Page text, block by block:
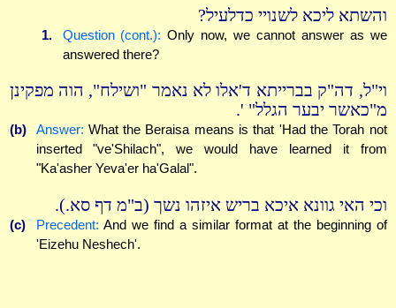
והשתא ליכא לשנויי כדלעיל?
1. Question (cont.): Only now, we cannot answer as we
answered there?
וי"ל, דה"ק בברייתא ד'אלו לא נאמר "ושילח", הוה מפקינן
מ"כאשר יבער הגלל" '.
(b) Answer: What the Beraisa means is that 'Had the Torah not
inserted "ve'Shilach", we would have learned it from
"Ka'asher Yeva'er ha'Galal".
וכי האי גוונא איכא בריש איזהו נשך (ב"מ דף סא.).
(c) Precedent: And we find a similar format at the beginning of
'Eizehu Neshech'.